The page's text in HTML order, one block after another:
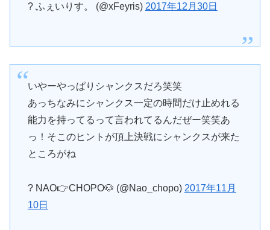
? ふぇいりす。 (@xFeyris) 2017年12月30日
いやーやっぱりシャンクスだろ笑笑
あっちなみにシャンクス一定の時間だけ止めれる
能力を持ってるって言われてるんだぜー笑笑あ
っ！そこのヒントが頂上決戦にシャンクスが来た
ところがね
? NAO👉CHOPO🐶 (@Nao_chopo) 2017年11月
10日